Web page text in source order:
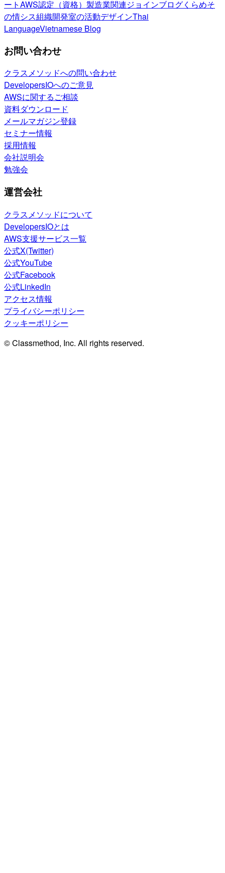
ートAWS認定（資格） 製造業関連ジョインブログくらめそ
の情シス組織開発室の活動デザインThai
LanguageVietnamese Blog
お問い合わせ
クラスメソッドへの問い合わせ
DevelopersIOへのご意見
AWSに関するご相談
資料ダウンロード
メールマガジン登録
セミナー情報
採用情報
会社説明会
勉強会
運営会社
クラスメソッドについて
DevelopersIOとは
AWS支援サービス一覧
公式X(Twitter)
公式YouTube
公式Facebook
公式LinkedIn
アクセス情報
プライバシーポリシー
クッキーポリシー
© Classmethod, Inc. All rights reserved.